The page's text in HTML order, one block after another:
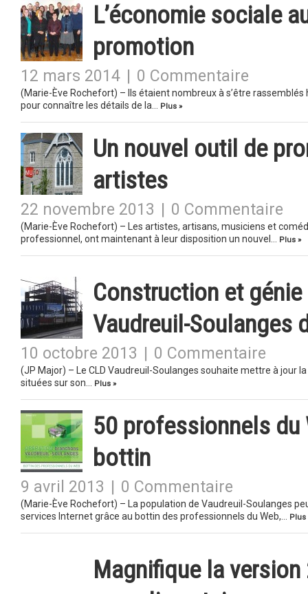
L’économie sociale
promotion
12 mars 2014 0 Commentaire
(Marie-Ève Rochefort) – Ils étaient nombreux à s’être
pour connaître les détails de la…
Plus »
Un nouvel outil de
artistes
22 novembre 2013 0 Commentaire
(Marie-Ève Rochefort) – Les artistes, artisans, musiciens et
professionnel, ont maintenant à leur disposition un nouvel…
Plus »
Construction et
Vaudreuil-Soulanges
10 octobre 2013 0 Commentaire
(JP Major) – Le CLD Vaudreuil-Soulanges souhaite mettre à jour
situées sur son…
Plus »
50 professionnels du
bottin
9 avril 2013 0 Commentaire
(Marie-Ève Rochefort) – La population de Vaudreuil-Soulanges
services Internet grâce au bottin des professionnels du Web,…
Plus
Magnifique la